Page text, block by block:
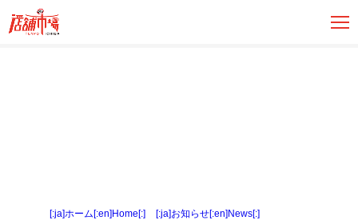
[:ja]ホーム[:en]Home[:] [:ja]お知らせ[:en]News[:]